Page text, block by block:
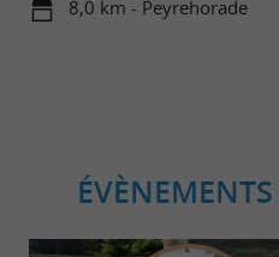
8,0 km - Peyrehorade
ÉVÈNEMENTS